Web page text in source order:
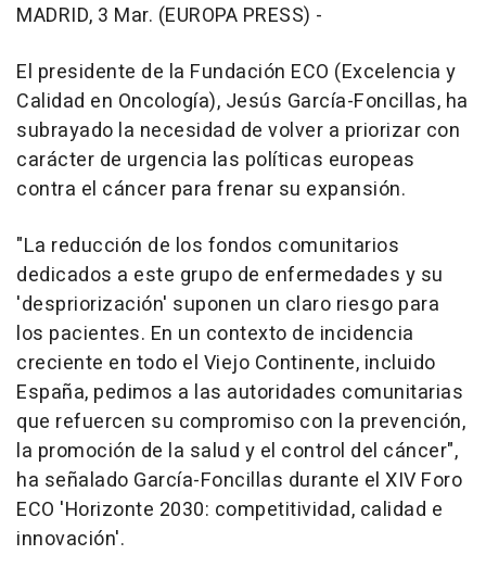
MADRID, 3 Mar. (EUROPA PRESS) -
El presidente de la Fundación ECO (Excelencia y
Calidad en Oncología), Jesús García-Foncillas, ha
subrayado la necesidad de volver a priorizar con
carácter de urgencia las políticas europeas
contra el cáncer para frenar su expansión.
"La reducción de los fondos comunitarios
dedicados a este grupo de enfermedades y su
'despriorización' suponen un claro riesgo para
los pacientes. En un contexto de incidencia
creciente en todo el Viejo Continente, incluido
España, pedimos a las autoridades comunitarias
que refuercen su compromiso con la prevención,
la promoción de la salud y el control del cáncer",
ha señalado García-Foncillas durante el XIV Foro
ECO 'Horizonte 2030: competitividad, calidad e
innovación'.